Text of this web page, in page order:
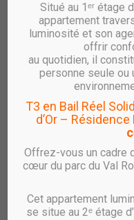
Vente UTÔPIA –
Appartement T3
stationnement –
Gratte-Ciel
RHÔNE SAÔNE
T3 au 9ᵉ étage avec
la résidenceUTÔPIA,
desGratte-Ciel à
Caractéristiques
Type : T3
Situé au 1ᵉʳ étage
appartement
luminosité et son
offrir
au quotidien, il
personne seule ou
T3 en Bail Réel
d’Or –
Offrez-vous un cadre
cœur du parc du Val
Cet appartement
se situe au 2ᵉ étage